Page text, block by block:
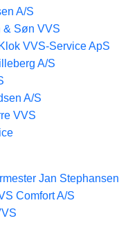
A/S
& Søn VVS
VVS-Service ApS
A/S
A/S
VVS
Jan Stephansen
Comfort A/S